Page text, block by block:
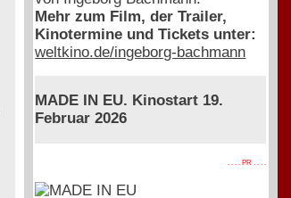
Mehr zum Film, der Trailer,
Kinotermine und Tickets unter:
weltkino.de/ingeborg-bachmann
MADE IN EU. Kinostart 19.
Februar 2026
. . . . PR . . . .